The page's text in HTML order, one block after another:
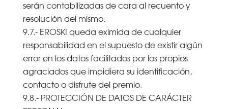
serán contabilizadas de cara al recuento y
resolución del mismo.
9.7.- EROSKI queda eximida de cualquier
responsabilidad en el supuesto de existir algún
error en los datos facilitados por los propios
agraciados que impidiera su identificación,
contacto o disfrute del premio.
9.8.- PROTECCIÓN DE DATOS DE CARÁCTER